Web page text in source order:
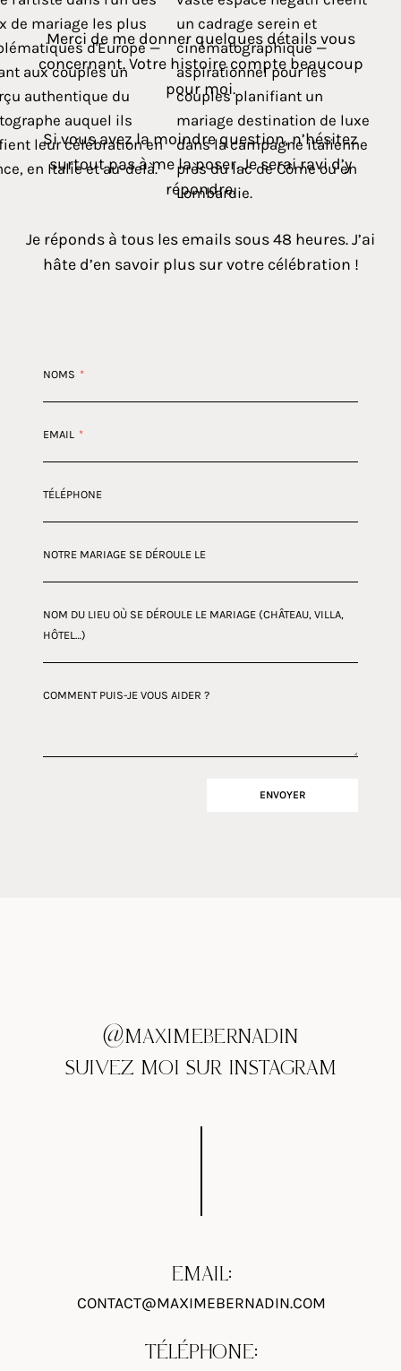
Merci de me donner quelques détails vous
concernant. Votre histoire compte beaucoup
pour moi.
Si vous avez la moindre question, n’hésitez
surtout pas à me la poser. Je serai ravi d’y
répondre.
Je réponds à tous les emails sous 48 heures. J’ai
hâte d’en savoir plus sur votre célébration !
NOMS *
EMAIL *
TÉLÉPHONE
NOTRE MARIAGE SE DÉROULE LE
NOM DU LIEU OÙ SE DÉROULE LE MARIAGE (CHÂTEAU, VILLA,
HÔTEL…)
COMMENT PUIS-JE VOUS AIDER ?
ENVOYER
@MAXIMEBERNADIN
SUIVEZ MOI SUR INSTAGRAM
EMAIL:
CONTACT@MAXIMEBERNADIN.COM
TÉLÉPHONE: